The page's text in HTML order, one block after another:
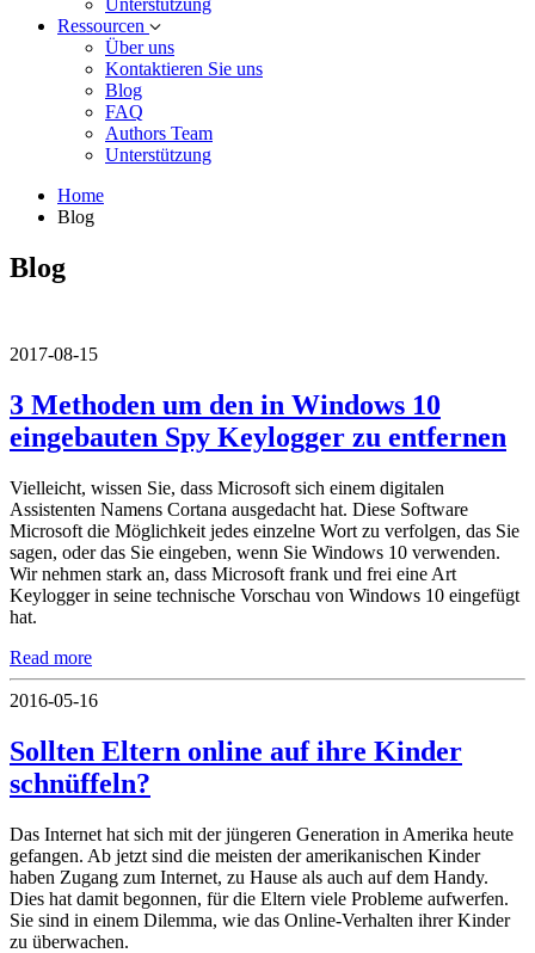
Unterstützung
Ressourcen
Über uns
Kontaktieren Sie uns
Blog
FAQ
Authors Team
Unterstützung
Home
Blog
Blog
2017-08-15
3 Methoden um den in Windows 10
eingebauten Spy Keylogger zu entfernen
Vielleicht, wissen Sie, dass Microsoft sich einem digitalen
Assistenten Namens Cortana ausgedacht hat. Diese Software
Microsoft die Möglichkeit jedes einzelne Wort zu verfolgen, das Sie
sagen, oder das Sie eingeben, wenn Sie Windows 10 verwenden.
Wir nehmen stark an, dass Microsoft frank und frei eine Art
Keylogger in seine technische Vorschau von Windows 10 eingefügt
hat.
Read more
2016-05-16
Sollten Eltern online auf ihre Kinder
schnüffeln?
Das Internet hat sich mit der jüngeren Generation in Amerika heute
gefangen. Ab jetzt sind die meisten der amerikanischen Kinder
haben Zugang zum Internet, zu Hause als auch auf dem Handy.
Dies hat damit begonnen, für die Eltern viele Probleme aufwerfen.
Sie sind in einem Dilemma, wie das Online-Verhalten ihrer Kinder
zu überwachen.